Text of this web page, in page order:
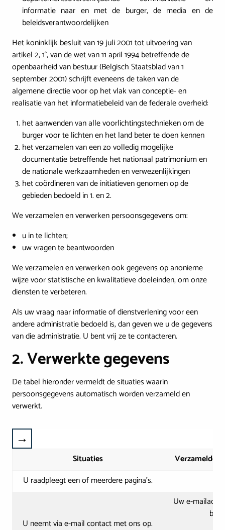
informatie naar en met de burger, de media en de
beleidsverantwoordelijken
Het koninklijk besluit van 19 juli 2001 tot uitvoering van
artikel 2, 1°, van de wet van 11 april 1994 betreffende de
openbaarheid van bestuur (Belgisch Staatsblad van 1
september 2001) schrijft eveneens de taken van de
algemene directie voor op het vlak van conceptie- en
realisatie van het informatiebeleid van de federale overheid:
het aanwenden van alle voorlichtingstechnieken om de
burger voor te lichten en het land beter te doen kennen
het verzamelen van een zo volledig mogelijke
documentatie betreffende het nationaal patrimonium en
de nationale werkzaamheden en verwezenlijkingen
het coördineren van de initiatieven genomen op de
gebieden bedoeld in 1. en 2.
We verzamelen en verwerken persoonsgegevens om:
u in te lichten;
uw vragen te beantwoorden
We verzamelen en verwerken ook gegevens op anonieme
wijze voor statistische en kwalitatieve doeleinden, om onze
diensten te verbeteren.
Als uw vraag naar informatie of dienstverlening voor een
andere administratie bedoeld is, dan geven we u de gegevens
van die administratie. U bent vrij ze te contacteren.
2. Verwerkte gegevens
De tabel hieronder vermeldt de situaties waarin
persoonsgegevens automatisch worden verzameld en
verwerkt.
Situaties
Verzamelde
U raadpleegt een of meerdere pagina’s.
U neemt via e-mail contact met ons op.
Uw e-